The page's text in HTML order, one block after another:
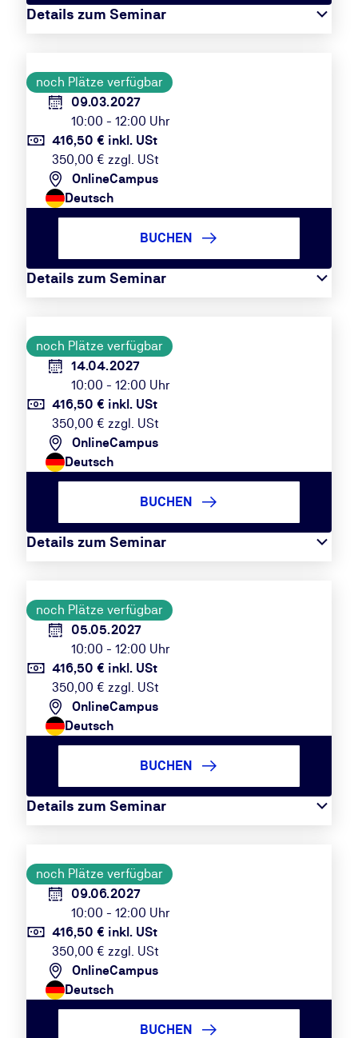
Details zum Seminar
noch Plätze verfügbar
09.03.2027
10:00 - 12:00 Uhr
416,50 € inkl. USt
350,00 € zzgl. USt
OnlineCampus
Deutsch
Details zum Seminar
BUCHEN
noch Plätze verfügbar
14.04.2027
10:00 - 12:00 Uhr
416,50 € inkl. USt
350,00 € zzgl. USt
OnlineCampus
Deutsch
Details zum Seminar
BUCHEN
noch Plätze verfügbar
05.05.2027
10:00 - 12:00 Uhr
416,50 € inkl. USt
350,00 € zzgl. USt
OnlineCampus
Deutsch
Details zum Seminar
BUCHEN
noch Plätze verfügbar
09.06.2027
10:00 - 12:00 Uhr
416,50 € inkl. USt
350,00 € zzgl. USt
OnlineCampus
Deutsch
BUCHEN